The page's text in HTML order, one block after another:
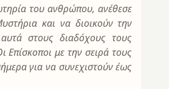
του ανθρώπου, ανέθεσε
και να διοικούν την
στους διαδόχους τους
Επίσκοποι με την σειρά τους
για να συνεχιστούν έως